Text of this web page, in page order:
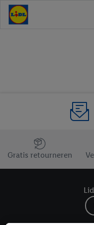
Jouw voordelen bij ons
Gratis retourneren